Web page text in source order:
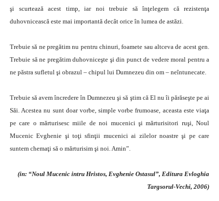
şi scurtează acest timp, iar noi trebuie să înţelegem că rezistenţa
duhovnicească este mai importantă decât orice în lumea de astăzi.
Trebuie să ne pregătim nu pentru chinuri, foamete sau altceva de acest gen.
Trebuie să ne pregătim duhovniceşte şi din punct de vedere moral pentru a
ne păstra sufletul şi obrazul – chipul lui Dumnezeu din om – neîntunecate.
Trebuie să avem încredere în Dumnezeu şi să ştim că El nu îi părăseşte pe ai
Săi. Acestea nu sunt doar vorbe, simple vorbe frumoase, aceasta este viaţa
pe care o mărturisesc miile de noi mucenici şi mărturisitori ruşi, Noul
Mucenic Evghenie şi toţi sfinţii mucenici ai zilelor noastre şi pe care
suntem chemaţi să o mărturisim şi noi. Amin”.
(in: “Noul Mucenic intru Hristos, Evghenie Ostasul”, Editura Evloghia
Targsorul-Vechi, 2006)